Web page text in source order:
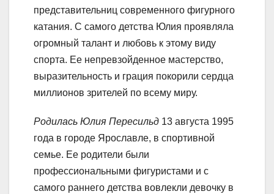
представительниц современного фигурного
катания. С самого детства Юлия проявляла
огромный талант и любовь к этому виду
спорта. Ее непревзойденное мастерство,
выразительность и грация покорили сердца
миллионов зрителей по всему миру.
Родилась Юлия Пересильд 13 августа 1995
года в городе Ярославле, в спортивной
семье. Ее родители были
профессиональными фигуристами и с
самого раннего детства вовлекли девочку в